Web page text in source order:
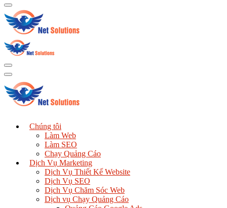
Chúng tôi
Làm Web
Làm SEO
Chạy Quảng Cáo
Dịch Vụ Marketing
Dịch Vụ Thiết Kế Website
Dịch Vụ SEO
Dịch Vụ Chăm Sóc Web
Dịch vụ Chạy Quảng Cáo